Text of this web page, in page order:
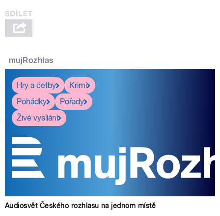
mujRozhlas
Hry a četby
Krimi
Pohádky
Pořady
Živé vysílání
Audiosvět Českého rozhlasu na jednom místě